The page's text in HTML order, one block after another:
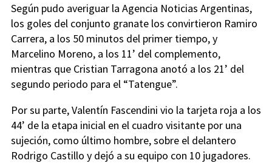
Según pudo averiguar la Agencia Noticias Argentinas,
los goles del conjunto granate los convirtieron Ramiro
Carrera, a los 50 minutos del primer tiempo, y
Marcelino Moreno, a los 11’ del complemento,
mientras que Cristian Tarragona anotó a los 21’ del
segundo periodo para el “Tatengue”.
Por su parte, Valentín Fascendini vio la tarjeta roja a los
44’ de la etapa inicial en el cuadro visitante por una
sujeción, como último hombre, sobre el delantero
Rodrigo Castillo y dejó a su equipo con 10 jugadores.